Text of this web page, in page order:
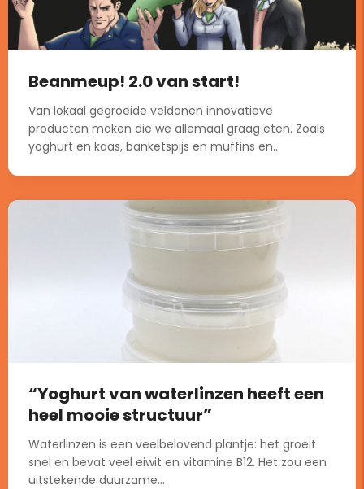
Beanmeup! 2.0 van start!
Van lokaal gegroeide veldonen innovatieve
producten maken die we allemaal graag eten. Zoals
yoghurt en kaas, banketspijs en muffins en...
“Yoghurt van waterlinzen heeft een
heel mooie structuur”
Waterlinzen is een veelbelovend plantje: het groeit
snel en bevat veel eiwit en vitamine B12. Het zou een
uitstekende duurzame...